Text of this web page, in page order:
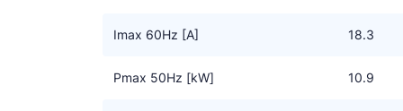
Imax 60Hz [A] 18.3
Pmax 50Hz [kW] 10.9